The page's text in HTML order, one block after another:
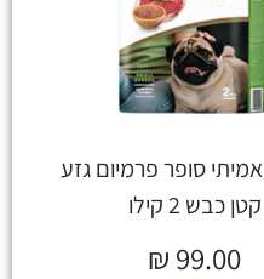
AMITY אמיתי סופר פרמיום גזע
קטן כבש 2 קילו
₪ 99.00